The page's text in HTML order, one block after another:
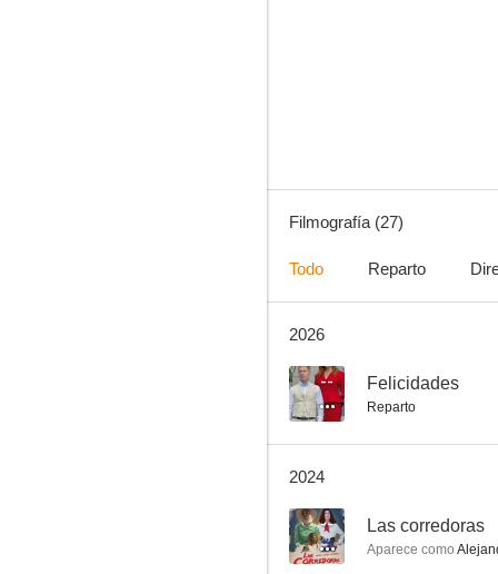
Olmedo: El rey de la risa
--
Filmografía (27)
Todo Reparto
2026
-- Felicidades
Reparto
2024
-- Las corredoras
Aparece como